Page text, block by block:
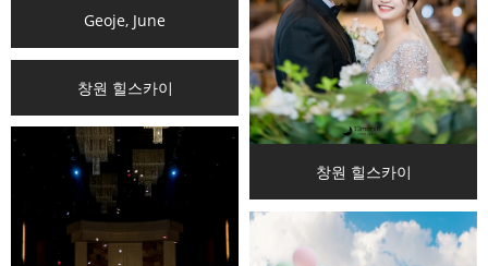
Geoje, June
창원 힐스카이
창원 힐스카이